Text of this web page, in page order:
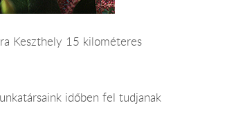
Keszthely 15 kilométeres
időben fel tudjanak